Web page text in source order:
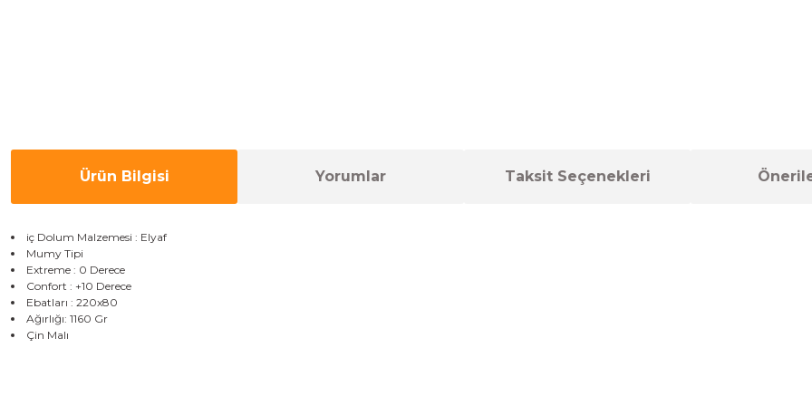
Ürün Bilgisi Yorumlar Taksit Seçenekleri
iç Dolum Malzemesi : Elyaf
Mumy Tipi
Extreme : 0 Derece
Confort : +10 Derece
Ebatları : 220x80
Ağırlığı: 1160 Gr
Çin Malı